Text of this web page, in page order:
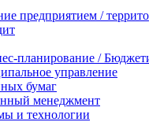
предприятием /
планирование /
управление
бумаг
менеджмент
и технологии